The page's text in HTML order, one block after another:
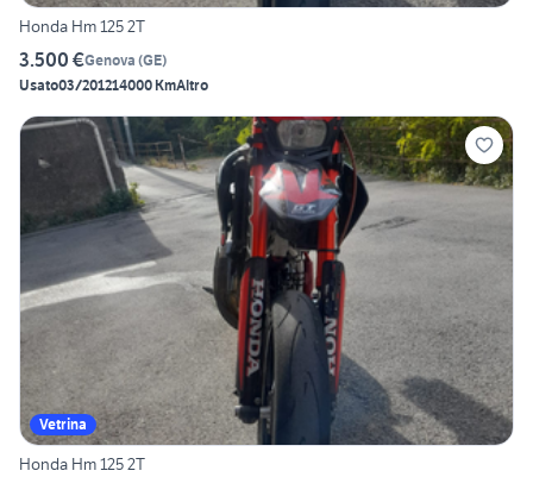
Honda Hm 125 2T
3.500 €Genova (GE)
Usato03/201214000 KmAltro
Vetrina
Honda Hm 125 2T